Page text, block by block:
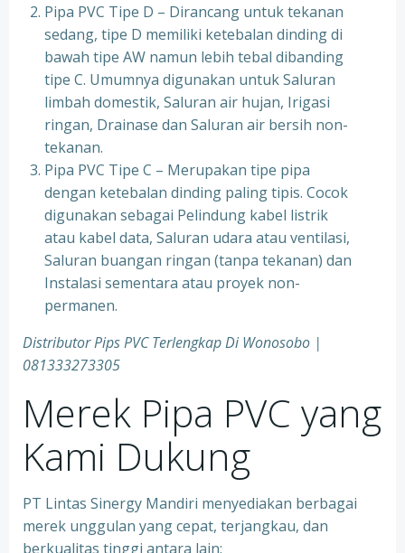
Pipa PVC Tipe D – Dirancang untuk tekanan
sedang, tipe D memiliki ketebalan dinding di
bawah tipe AW namun lebih tebal dibanding
tipe C. Umumnya digunakan untuk Saluran
limbah domestik, Saluran air hujan, Irigasi
ringan, Drainase dan Saluran air bersih non-
tekanan.
Pipa PVC Tipe C – Merupakan tipe pipa
dengan ketebalan dinding paling tipis. Cocok
digunakan sebagai Pelindung kabel listrik
atau kabel data, Saluran udara atau ventilasi,
Saluran buangan ringan (tanpa tekanan) dan
Instalasi sementara atau proyek non-
permanen.
Distributor Pips PVC Terlengkap Di Wonosobo |
081333273305
Merek Pipa PVC yang
Kami Dukung
PT Lintas Sinergy Mandiri menyediakan berbagai
merek unggulan yang cepat, terjangkau, dan
berkualitas tinggi antara lain: